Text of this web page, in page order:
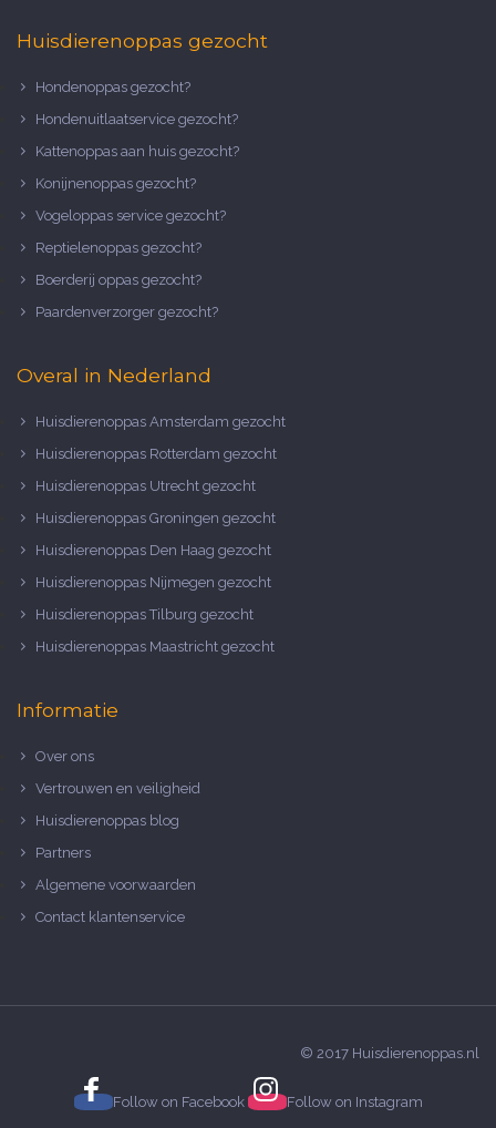
Huisdierenoppas gezocht
Hondenoppas gezocht?
Hondenuitlaatservice gezocht?
Kattenoppas aan huis gezocht?
Konijnenoppas gezocht?
Vogeloppas service gezocht?
Reptielenoppas gezocht?
Boerderij oppas gezocht?
Paardenverzorger gezocht?
Overal in Nederland
Huisdierenoppas Amsterdam gezocht
Huisdierenoppas Rotterdam gezocht
Huisdierenoppas Utrecht gezocht
Huisdierenoppas Groningen gezocht
Huisdierenoppas Den Haag gezocht
Huisdierenoppas Nijmegen gezocht
Huisdierenoppas Tilburg gezocht
Huisdierenoppas Maastricht gezocht
Informatie
Over ons
Vertrouwen en veiligheid
Huisdierenoppas blog
Partners
Algemene voorwaarden
Contact klantenservice
© 2017 Huisdierenoppas.nl
Follow on Facebook Follow on Instagram